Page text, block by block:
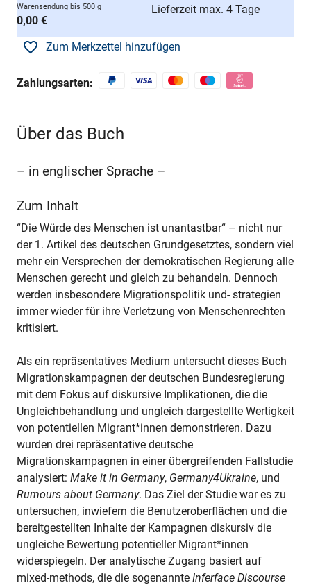
Warensendung bis 500 g
0,00 €
Lieferzeit max. 4 Tage
Zum Merkzettel hinzufügen
Zahlungsarten:
Über das Buch
– in englischer Sprache –
Zum Inhalt
“Die Würde des Menschen ist unantastbar“ – nicht nur
der 1. Artikel des deutschen Grundgesetztes, sondern viel
mehr ein Versprechen der demokratischen Regierung alle
Menschen gerecht und gleich zu behandeln. Dennoch
werden insbesondere Migrationspolitik und- strategien
immer wieder für ihre Verletzung von Menschenrechten
kritisiert.
Als ein repräsentatives Medium untersucht dieses Buch
Migrationskampagnen der deutschen Bundesregierung
mit dem Fokus auf diskursive Implikationen, die die
Ungleichbehandlung und ungleich dargestellte Wertigkeit
von potentiellen Migrant*innen demonstrieren. Dazu
wurden drei repräsentative deutsche
Migrationskampagnen in einer übergreifenden Fallstudie
analysiert: Make it in Germany, Germany4Ukraine, und
Rumours about Germany. Das Ziel der Studie war es zu
untersuchen, inwiefern die Benutzeroberflächen und die
bereitgestellten Inhalte der Kampagnen diskursiv die
ungleiche Bewertung potentieller Migrant*innen
widerspiegeln. Der analytische Zugang basiert auf
mixed-methods, die die sogenannte Inferface Discourse